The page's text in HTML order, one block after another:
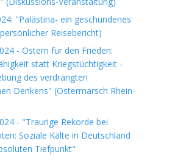
"Palästina- ein geschundenes
Reisebericht)
- Ostern für den Frieden:
statt Kriegstüchtigkeit -
des verdrängten
Denkens" (Ostermarsch Rhein-
- "Traurige Rekorde bei
Soziale Kälte in Deutschland
Tiefpunkt"